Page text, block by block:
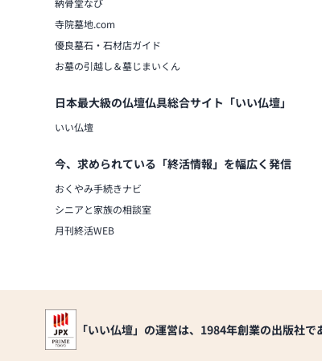
納骨堂なび
寺院墓地.com
優良墓石・石材店ガイド
お墓の引越し＆墓じまいくん
日本最大級の仏壇仏具総合サイト「いい仏壇」
いい仏壇
今、求められている「終活情報」を幅広く発信
おくやみ手続きナビ
シニアと家族の相談室
月刊終活WEB
「いい仏壇」の運営は、1984年創業の出版社で